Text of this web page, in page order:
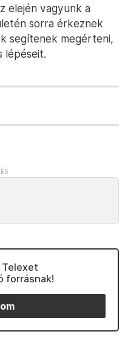
elején vagyunk a
sorra érkeznek
segítenek megérteni,
lépéseit.
forrásnak!